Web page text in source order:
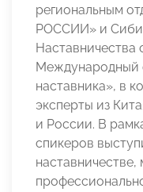
региональным
РОССИИ» и
Наставничества
Международный
наставника», в
эксперты из
и России. В
спикеров